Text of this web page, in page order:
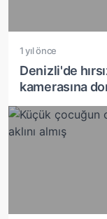
1 yıl önce
Denizli'de
kamerasına